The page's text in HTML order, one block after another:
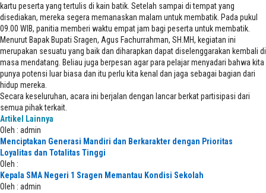
kartu peserta yang tertulis di kain batik. Setelah sampai di tempat yang
disediakan, mereka segera memanaskan malam untuk membatik. Pada pukul
09.00 WIB, panitia memberi waktu empat jam bagi peserta untuk membatik.
Menurut Bapak Bupati Sragen, Agus Fachurrahman, SH.MH, kegiatan ini
merupakan sesuatu yang baik dan diharapkan dapat diselenggarakan kembali di
masa mendatang. Beliau juga berpesan agar para pelajar menyadari bahwa kita
punya potensi luar biasa dan itu perlu kita kenal dan jaga sebagai bagian dari
hidup mereka.
Secara keseluruhan, acara ini berjalan dengan lancar berkat partisipasi dari
semua pihak terkait.
Artikel Lainnya
Oleh : admin
Menciptakan Generasi Mandiri dan Berkarakter dengan Prioritas
Loyalitas dan Totalitas Tinggi
Oleh :
Kepala SMA Negeri 1 Sragen Memantau Kondisi Sekolah
Oleh : admin